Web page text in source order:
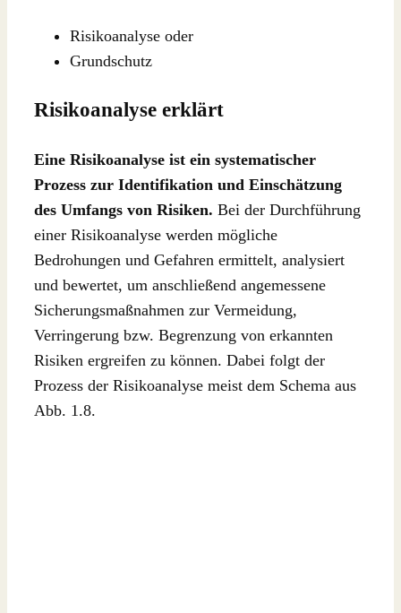
Risikoanalyse oder
Grundschutz
Risikoanalyse erklärt
Eine Risikoanalyse ist ein systematischer
Prozess zur Identifikation und Einschätzung
des Umfangs von Risiken. Bei der Durchführung
einer Risikoanalyse werden mögliche
Bedrohungen und Gefahren ermittelt, analysiert
und bewertet, um anschließend angemessene
Sicherungsmaßnahmen zur Vermeidung,
Verringerung bzw. Begrenzung von erkannten
Risiken ergreifen zu können. Dabei folgt der
Prozess der Risikoanalyse meist dem Schema aus
Abb. 1.8.